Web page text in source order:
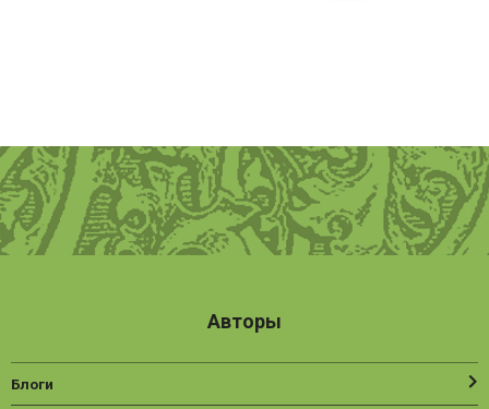
Авторы
Блоги